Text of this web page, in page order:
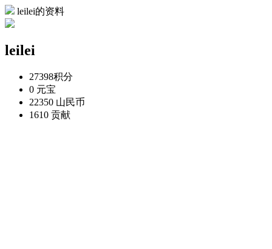
leilei的资料
leilei
27398积分
0 元宝
22350 山民币
1610 贡献